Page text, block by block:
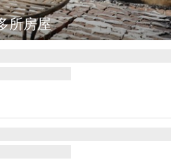
图集
叙利亚：大马士革发生爆炸